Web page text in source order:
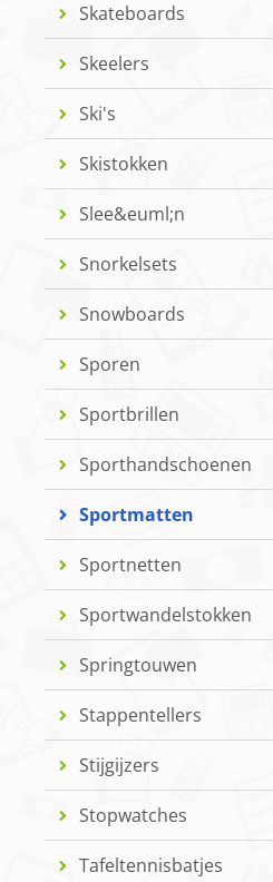
Skateboards
Skeelers
Ski's
Skistokken
Slee&euml;n
Snorkelsets
Snowboards
Sporen
Sportbrillen
Sporthandschoenen
Sportmatten
Sportnetten
Sportwandelstokken
Springtouwen
Stappentellers
Stijgijzers
Stopwatches
Tafeltennisbatjes